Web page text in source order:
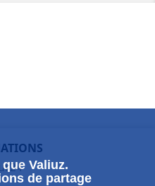
Valiuz.
de partage